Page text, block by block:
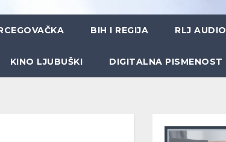
BIH I REGIJA RLJ AUDIO
KINO LJUBUŠKI DIGITALNA PISMENOST